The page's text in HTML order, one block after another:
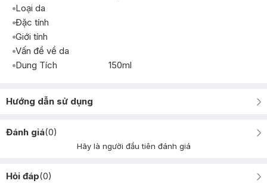
Loại da
Đặc tính
Giới tính
Vấn đề về da
Dung Tích
150ml
Hướng dẫn sử dụng
Đánh giá(0)
Hãy là người đầu tiên đánh giá
Hỏi đáp(0)